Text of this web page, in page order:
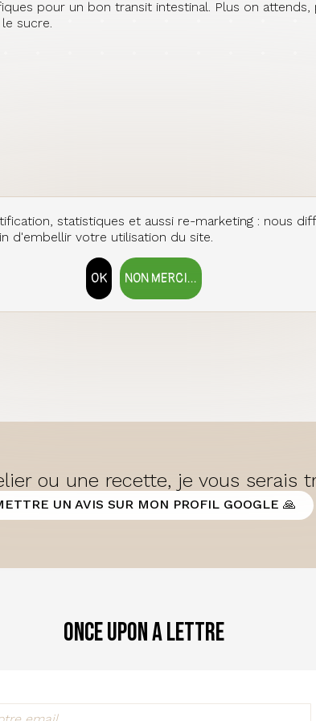
pour un bon transit intestinal. Plus on
sucre.
ou une recette, je vous serais
UN AVIS SUR MON PROFIL GOOGLE 🙏
Once Upon a Lettre
statistiques et aussi re-marketing : nous
d'embellir votre utilisation du site.
NON MERCI...
OK
RETIRER LE CONSENTEMENT